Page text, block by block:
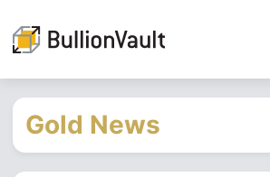
Gold News